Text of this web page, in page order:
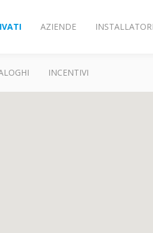
AZIENDE INSTALLATORI
INCENTIVI